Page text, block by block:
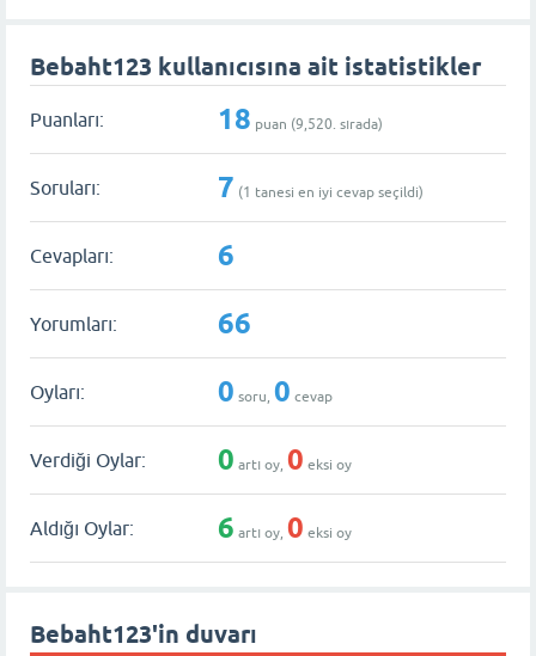
Bebaht123 kullanıcısına ait istatistikler
Puanları: 18 puan (9,520. sırada)
Soruları: 7 (1 tanesi en iyi cevap seçildi)
Cevapları: 6
Yorumları: 66
Oyları: 0 soru, 0 cevap
Verdiği Oylar: 0 artı oy, 0 eksi oy
Aldığı Oylar: 6 artı oy, 0 eksi oy
Bebaht123'in duvarı